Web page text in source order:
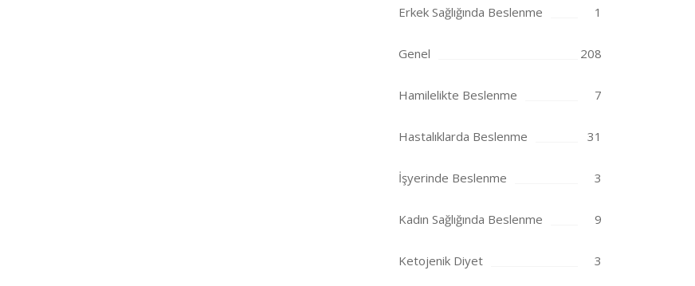
Erkek Sağlığında Beslenme 1
Genel 208
Hamilelikte Beslenme 7
Hastalıklarda Beslenme 31
İşyerinde Beslenme 3
Kadın Sağlığında Beslenme 9
Ketojenik Diyet 3